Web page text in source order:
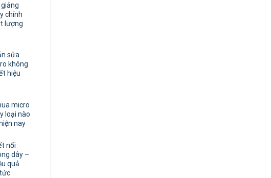
chính
lượng
sửa
không
hiệu
micro
loại nào
nay
nối
dây –
quả